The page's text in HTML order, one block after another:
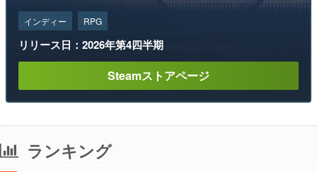
インディー RPG
リリース日：2026年第4四半期
Steamストアページ
ランキング